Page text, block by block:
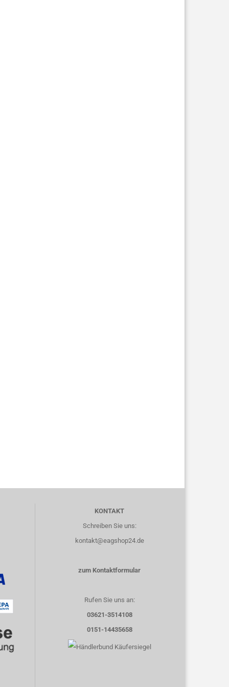
KONTAKT
Schreiben Sie uns:
kontakt@eagshop24.de
zum Kontaktformular
Rufen Sie uns an:
03621-3514108
0151-14435658